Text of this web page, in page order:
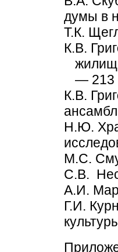
думы в
Т.К.
К.В.
— 213
К.В.
Н.Ю.
М.С.
С.В.
А.И.
Г.И.